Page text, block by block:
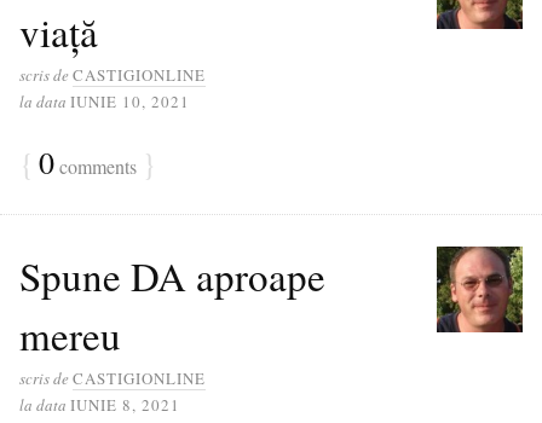
viață
scris de CASTIGIONLINE
la data IUNIE 10, 2021
{ 0comments }
Spune DA aproape
mereu
scris de CASTIGIONLINE
la data IUNIE 8, 2021